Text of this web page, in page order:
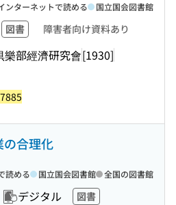
図書 障害者向け資料あり
樂部經濟研究會[1930]
ンターネットで読める 国立国会図書館
の合理化
デジタル
図書
読める 国立国会図書館 全国の図書館